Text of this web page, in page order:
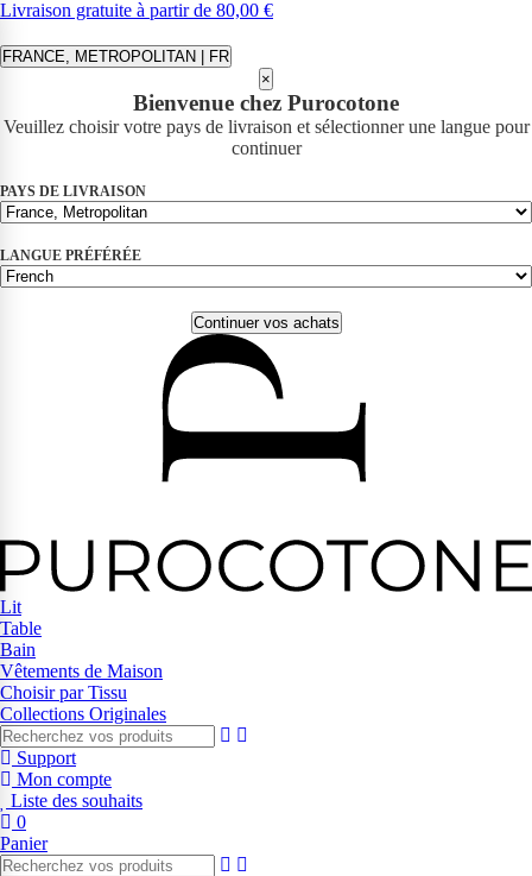
Livraison gratuite à partir de 80,00 €
FRANCE, METROPOLITAN | FR
×
Bienvenue chez Purocotone
Veuillez choisir votre pays de livraison et sélectionner une langue pour
continuer
PAYS DE LIVRAISON
LANGUE PRÉFÉRÉE
Continuer vos achats
Lit
Table
Bain
Vêtements de Maison
Choisir par Tissu
Collections Originales
Support
Mon compte
Liste des souhaits
0
Panier